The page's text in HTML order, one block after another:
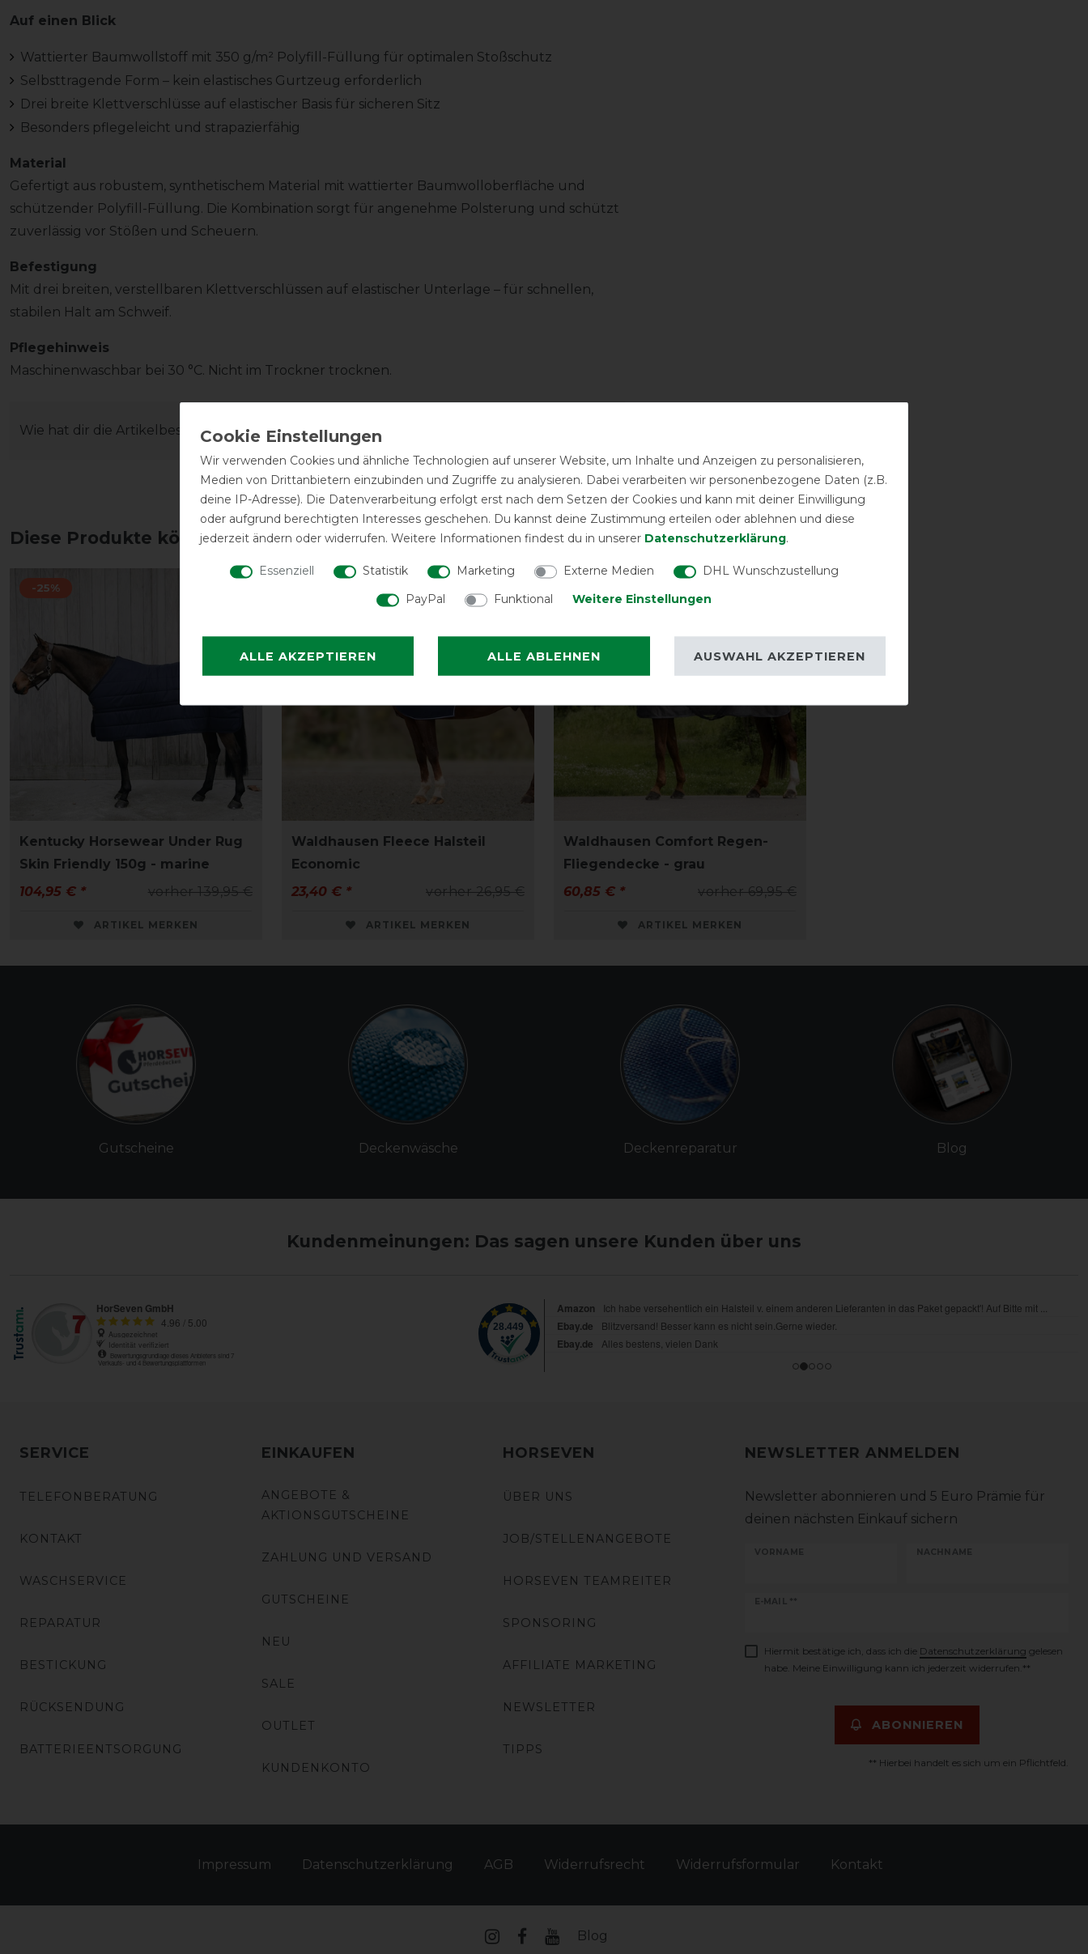
Auf einen Blick
Wattierter Baumwollstoff mit 350 g/m² Polyfill-Füllung für optimalen Stoßschutz
Selbsttragende Form – kein elastisches Gurtzeug erforderlich
Drei breite Klettverschlüsse auf elastischer Basis für sicheren Sitz
Besonders pflegeleicht und strapazierfähig
Material
Gefertigt aus robustem, synthetischem Material mit wattierter Baumwolloberfläche und
schützender Polyfill-Füllung. Die Kombination sorgt für angenehme Polsterung und schützt
zuverlässig vor Stößen und Scheuern.
Befestigung
Mit drei breiten, verstellbaren Klettverschlüssen auf elastischer Unterlage – für schnellen,
stabilen Halt am Schweif.
Pflegehinweis
Maschinenwaschbar bei 30 °C. Nicht im Trockner trocknen.
Wie hat dir die Artikelbeschreibung gefallen?
Diese Produkte könnten dich auch interessieren
-25%
Kentucky Horsewear Under Rug
Skin Friendly 150g - marine
vorher 139,95 €
104,95 € *
ARTIKEL MERKEN
Waldhausen Fleece Halsteil
Economic
vorher 26,95 €
23,40 € *
ARTIKEL MERKEN
Waldhausen Comfort Regen-
Fliegendecke - grau
vorher 69,95 €
60,85 € *
ARTIKEL MERKEN
Gutscheine Deckenwäsche Deckenreparatur Blog
Kundenmeinungen: Das sagen unsere Kunden über uns
SERVICE
TELEFONBERATUNG
KONTAKT
WASCHSERVICE
REPARATUR
BESTICKUNG
RÜCKSENDUNG
BATTERIEENTSORGUNG
EINKAUFEN
ANGEBOTE &
AKTIONSGUTSCHEINE
ZAHLUNG UND VERSAND
GUTSCHEINE
NEU
SALE
OUTLET
KUNDENKONTO
HORSEVEN
ÜBER UNS
JOB/STELLENANGEBOTE
HORSEVEN TEAMREITER
SPONSORING
AFFILIATE MARKETING
NEWSLETTER
TIPPS
NEWSLETTER ANMELDEN
Newsletter abonnieren und 5 Euro Prämie für
deinen nächsten Einkauf sichern
VORNAME NACHNAME
E-MAIL **
Newsletter
Hiermit bestätige ich, dass ich die Daten­schutz­erklärung gelesen
habe. Meine Einwilligung kann ich jederzeit widerrufen.**
ABONNIEREN
** Hierbei handelt es sich um ein Pflichtfeld.
Impressum Daten­schutz­erklärung AGB Widerrufs­recht Widerrufs­formular Kontakt
Blog
Wir verwenden Cookies und ähnliche Technologien auf unserer Website, um Inhalte und Anzeigen zu personalisieren,
Medien von Drittanbietern einzubinden und Zugriffe zu analysieren. Dabei verarbeiten wir personenbezogene Daten (z.B.
deine IP-Adresse). Die Datenverarbeitung erfolgt erst nach dem Setzen der Cookies und kann mit deiner Einwilligung
oder aufgrund berechtigten Interesses geschehen. Du kannst deine Zustimmung erteilen oder ablehnen und diese
jederzeit ändern oder widerrufen. Weitere Informationen findest du in unserer Daten­schutz­erklärung.
Essenziell Statistik Marketing Externe Medien
DHL Wunschzustellung
PayPal
Funktional Weitere Einstellungen
ALLE AKZEPTIEREN ALLE ABLEHNEN AUSWAHL AKZEPTIEREN